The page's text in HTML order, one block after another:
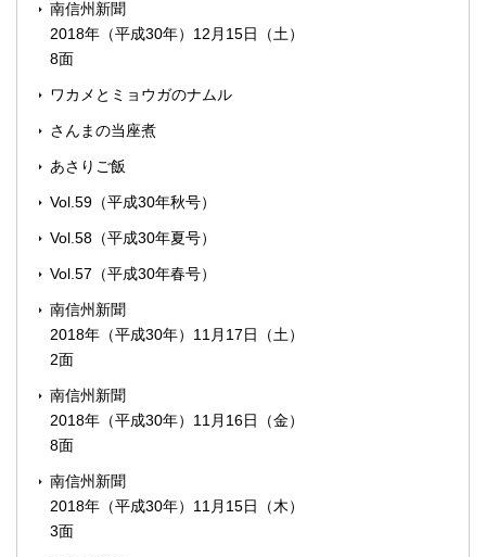
南信州新聞
2018年（平成30年）12月15日（土）
8面
ワカメとミョウガのナムル
さんまの当座煮
あさりご飯
Vol.59（平成30年秋号）
Vol.58（平成30年夏号）
Vol.57（平成30年春号）
南信州新聞
2018年（平成30年）11月17日（土）
2面
南信州新聞
2018年（平成30年）11月16日（金）
8面
南信州新聞
2018年（平成30年）11月15日（木）
3面